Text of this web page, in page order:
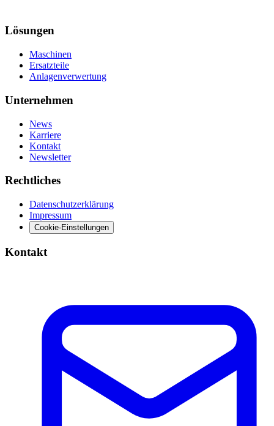
Lösungen
Maschinen
Ersatzteile
Anlagenverwertung
Unternehmen
News
Karriere
Kontakt
Newsletter
Rechtliches
Datenschutzerklärung
Impressum
Cookie-Einstellungen
Kontakt